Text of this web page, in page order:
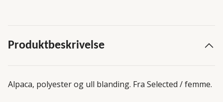
Produktbeskrivelse
Alpaca, polyester og ull blanding. Fra Selected / femme.